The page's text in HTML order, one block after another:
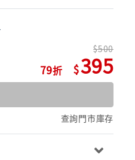
79
500
395
查詢門市庫存